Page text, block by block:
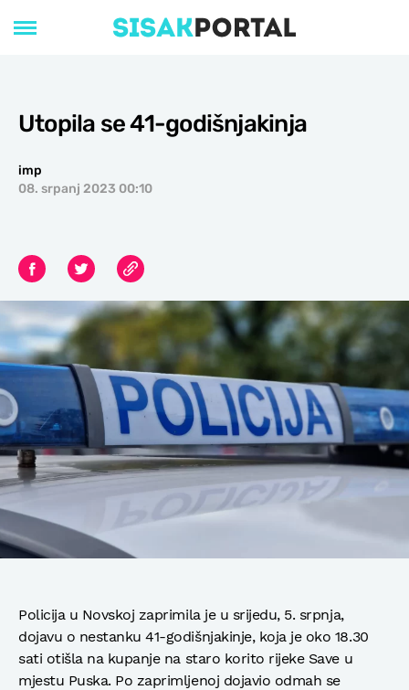
Utopila se 41-godišnjakinja
imp
08. srpanj 2023 00:10
Policija u Novskoj zaprimila je u srijedu, 5. srpnja,
dojavu o nestanku 41-godišnjakinje, koja je oko 18.30
sati otišla na kupanje na staro korito rijeke Save u
mjestu Puska. Po zaprimljenoj dojavio odmah se